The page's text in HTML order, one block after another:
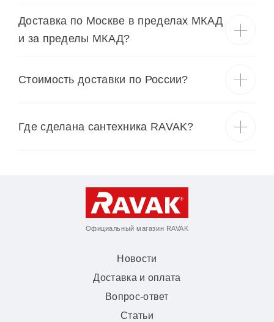
Доставка по Москве в пределах МКАД
и за пределы МКАД?
Cтоимость доставки по России?
Где сделана сантехника RAVAK?
Официальный магазин RAVAK
Новости
Доставка и оплата
Вопрос-ответ
Статьи